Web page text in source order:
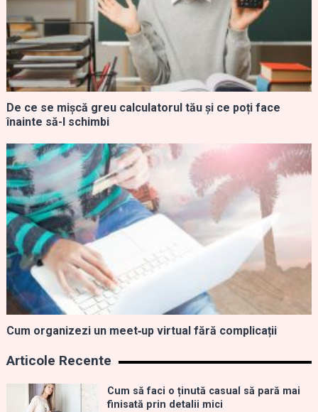
De ce se mișcă greu calculatorul tău și ce poți face
înainte să-l schimbi
Cum organizezi un meet‑up virtual fără complicații
Articole Recente
Cum să faci o ținută casual să pară mai
finisată prin detalii mici